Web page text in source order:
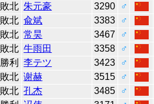
敗北 朱元豪 3290
♂
敗北 兪斌 3383
♂
敗北 常昊 3467
♂
敗北 牛雨田 3358
♂
勝利 李テツ 3423
♂
敗北 谢赫 3515
♂
敗北 孔杰 3485
♂